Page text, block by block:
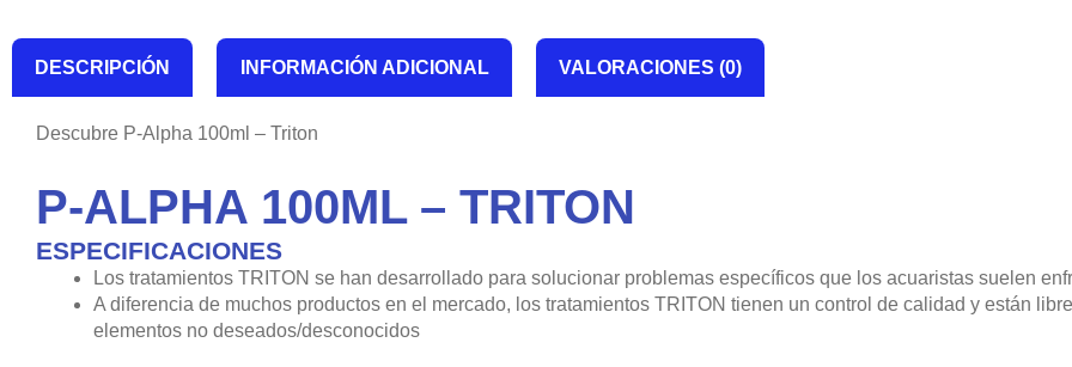
DESCRIPCIÓN INFORMACIÓN ADICIONAL VALORACIONES (0)
Descubre P-Alpha 100ml – Triton
P-ALPHA 100ML – TRITON
ESPECIFICACIONES
Los tratamientos TRITON se han desarrollado para solucionar problemas específicos que los acuaristas suelen
A diferencia de muchos productos en el mercado, los tratamientos TRITON tienen un control de calidad y están
elementos no deseados/desconocidos